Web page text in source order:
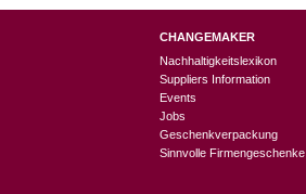
CHANGEMAKER
Nachhaltigkeitslexikon
Suppliers Information
Events
Jobs
Geschenkverpackung
Sinnvolle Firmengeschenke